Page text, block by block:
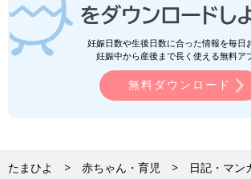
妊娠日数や生後日数に合った情報を毎日
妊娠中から産後まで長く使える無料ア
無料ダウンロード
たまひよ 赤ちゃん・育児 日記・マン